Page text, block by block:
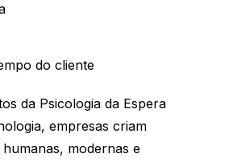
do cliente
da Psicologia da Espera
empresas criam
modernas e